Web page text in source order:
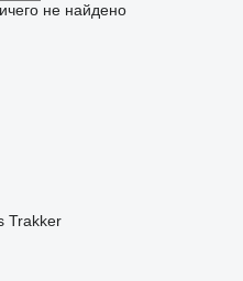
не найдено
Trakker